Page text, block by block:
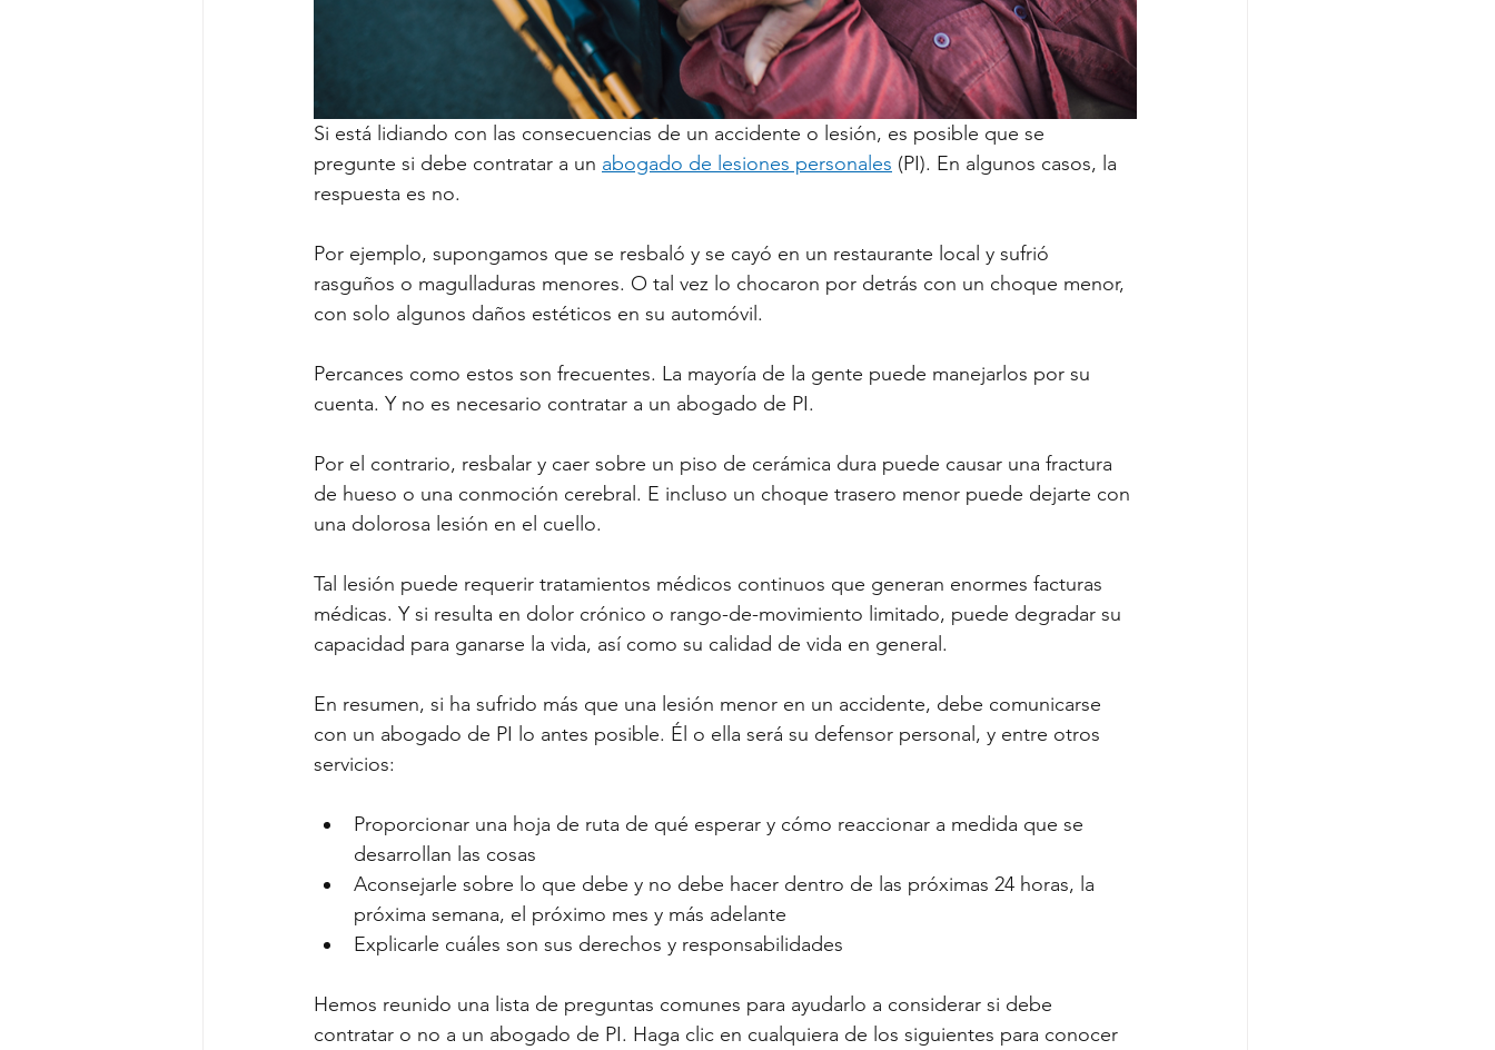
Si está lidiando con las consecuencias de un accidente o lesión, es posible que se
pregunte si debe contratar a un abogado de lesiones personales (PI). En algunos casos, la
respuesta es no.
Por ejemplo, supongamos que se resbaló y se cayó en un restaurante local y sufrió
rasguños o magulladuras menores. O tal vez lo chocaron por detrás con un choque menor,
con solo algunos daños estéticos en su automóvil.
Percances como estos son frecuentes. La mayoría de la gente puede manejarlos por su
cuenta. Y no es necesario contratar a un abogado de PI.
Por el contrario, resbalar y caer sobre un piso de cerámica dura puede causar una fractura
de hueso o una conmoción cerebral. E incluso un choque trasero menor puede dejarte con
una dolorosa lesión en el cuello.
Tal lesión puede requerir tratamientos médicos continuos que generan enormes facturas
médicas. Y si resulta en dolor crónico o rango-de-movimiento limitado, puede degradar su
capacidad para ganarse la vida, así como su calidad de vida en general.
En resumen, si ha sufrido más que una lesión menor en un accidente, debe comunicarse
con un abogado de PI lo antes posible. Él o ella será su defensor personal, y entre otros
servicios:
Proporcionar una hoja de ruta de qué esperar y cómo reaccionar a medida que se
desarrollan las cosas
Aconsejarle sobre lo que debe y no debe hacer dentro de las próximas 24 horas, la
próxima semana, el próximo mes y más adelante
Explicarle cuáles son sus derechos y responsabilidades
Hemos reunido una lista de preguntas comunes para ayudarlo a considerar si debe
contratar o no a un abogado de PI. Haga clic en cualquiera de los siguientes para conocer